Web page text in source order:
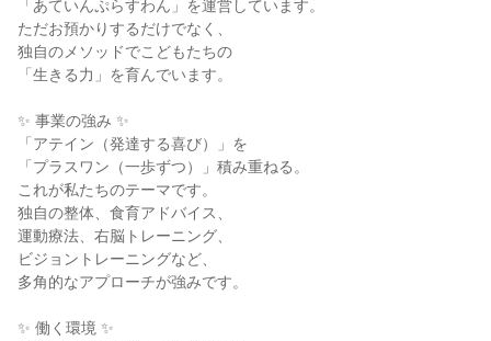
「あていんぷらすわん」を運営しています。
ただお預かりするだけでなく、
独自のメソッドでこどもたちの
「生きる力」を育んでいます。
✨ 事業の強み ✨
「アテイン（発達する喜び）」を
「プラスワン（一歩ずつ）」積み重ねる。
これが私たちのテーマです。
独自の整体、食育アドバイス、
運動療法、右脳トレーニング、
ビジョントレーニングなど、
多角的なアプローチが強みです。
✨ 働く環境 ✨